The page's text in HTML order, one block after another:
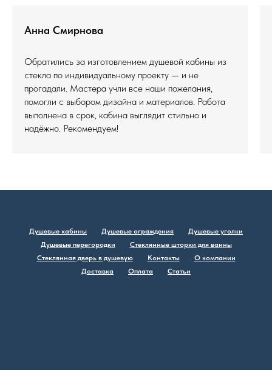
Анна Смирнова
Обратились за изготовлением душевой кабины из
стекла по индивидуальному проекту — и не
прогадали. Мастера учли все наши пожелания,
помогли с выбором дизайна и материалов. Работа
выполнена в срок, кабина выглядит стильно и
надёжно. Рекомендуем!
Душевые кабины Душевые ограждения
Душевые уголки
Душевые перегородки
Стеклянные шторки для ванны
Стеклянная дверь в душевую
Контакты
О компании
Доставка
Оплата Статьи